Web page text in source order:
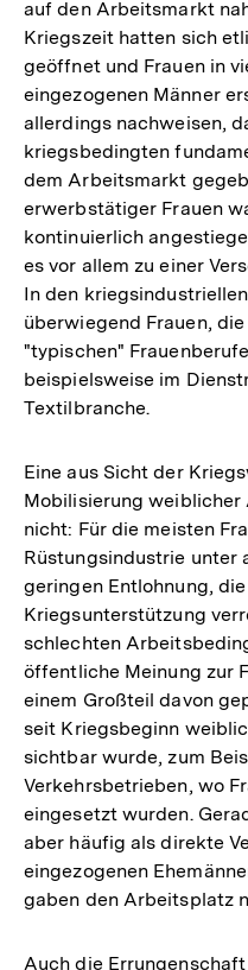
auf den Arbeitsmarkt
Kriegszeit hatten sich
geöffnet und Frauen in
eingezogenen Männer
allerdings nachweisen,
kriegsbedingten
dem Arbeitsmarkt
erwerbstätiger Frauen
kontinuierlich
es vor allem zu einer
In den
überwiegend Frauen,
"typischen"
beispielsweise im
Textilbranche.
Eine aus Sicht der
Mobilisierung
nicht: Für die meisten
Rüstungsindustrie unter
geringen Entlohnung,
Kriegsunterstützung
schlechten
öffentliche Meinung zur
einem Großteil davon
seit Kriegsbeginn
sichtbar wurde, zum
Verkehrsbetrieben, wo
eingesetzt wurden.
aber häufig als direkte
eingezogenen
gaben den Arbeitsplatz
Auch die